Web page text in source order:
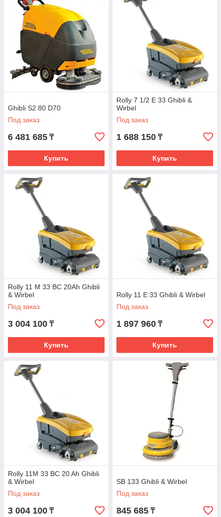
Ghibli S2 80 D70
Под заказ
6 481 685 ₸
Купить
Rolly 7 1/2 E 33 Ghibli &
Wirbel
Под заказ
1 688 150 ₸
Купить
Rolly 11 М 33 BC 20Ah Ghibli
& Wirbel
Под заказ
3 004 100 ₸
Купить
Rolly 11 E 33 Ghibli & Wirbel
Под заказ
1 897 960 ₸
Купить
Rolly 11M 33 BC 20 Ah Ghibli
& Wirbel
Под заказ
3 004 100 ₸
SB 133 Ghibli & Wirbel
Под заказ
845 685 ₸